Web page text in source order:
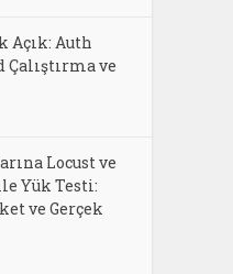
Açık: Auth
Çalıştırma ve
Locust ve
Yük Testi:
ve Gerçek